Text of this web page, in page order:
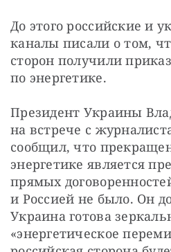
До этого российские и
каналы писали о том,
сторон получили
по энергетике.
Президент Украины
на встрече с
сообщил, что
энергетике является
прямых
и Россией не было. Он
Украина готова
«энергетическое